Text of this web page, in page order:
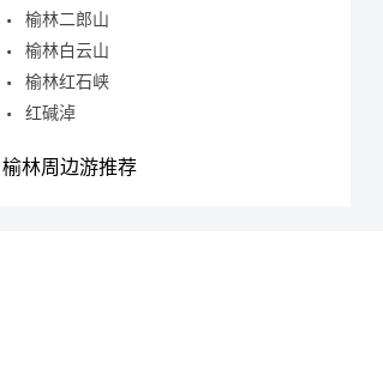
榆林二郎山
榆林白云山
榆林红石峡
红碱淖
榆林周边游推荐